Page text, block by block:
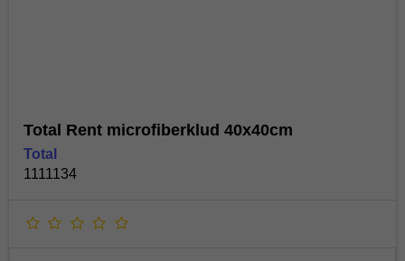
Total Rent microfiberklud 40x40cm
Total
1111134